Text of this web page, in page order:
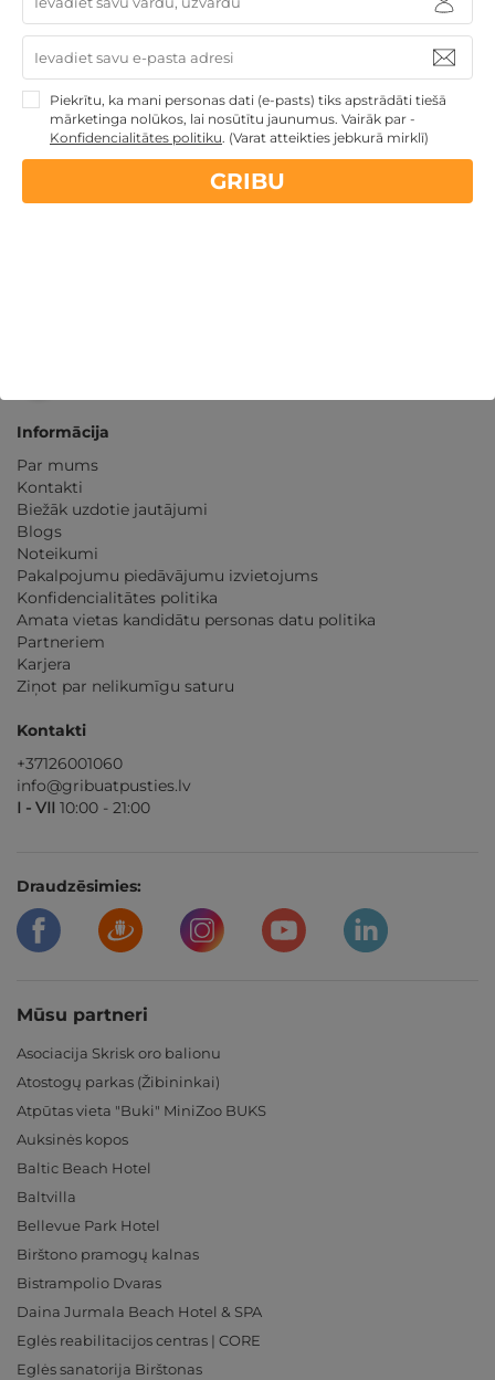
14 dienunaudas atmaksas garantija
GribuAtpusties.lvizmēģinātsunpārbaudīts
Informācija
Par mums
Kontakti
Biežāk uzdotie jautājumi
Blogs
Noteikumi
Pakalpojumu piedāvājumu izvietojums
Konfidencialitātes politika
Amata vietas kandidātu personas datu politika
Partneriem
Karjera
Ziņot par nelikumīgu saturu
Kontakti
+37126001060
info@gribuatpusties.lv
I - VII 10:00 - 21:00
Draudzēsimies:
Mūsu partneri
Asociacija Skrisk oro balionu
Atostogų parkas (Žibininkai)
Atpūtas vieta "Buki" MiniZoo BUKS
Auksinės kopos
Baltic Beach Hotel
Baltvilla
Bellevue Park Hotel
Birštono pramogų kalnas
Bistrampolio Dvaras
Daina Jurmala Beach Hotel & SPA
Eglės reabilitacijos centras | CORE
Eglės sanatorija Birštonas
Piekrītu, ka mani personas dati (e-pasts) tiks apstrādāti tiešā
mārketinga nolūkos, lai nosūtītu jaunumus. Vairāk par -
Konfidencialitātes politiku. (Varat atteikties jebkurā mirklī)
GRIBU